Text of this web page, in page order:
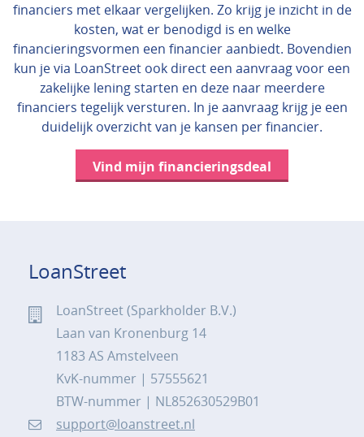
financiers met elkaar vergelijken. Zo krijg je inzicht in de
kosten, wat er benodigd is en welke
financieringsvormen een financier aanbiedt. Bovendien
kun je via LoanStreet ook direct een aanvraag voor een
zakelijke lening starten en deze naar meerdere
financiers tegelijk versturen. In je aanvraag krijg je een
duidelijk overzicht van je kansen per financier.
Vind mijn financieringsdeal
LoanStreet
LoanStreet (Sparkholder B.V.)
Laan van Kronenburg 14
1183 AS Amstelveen
KvK-nummer | 57555621
BTW-nummer | NL852630529B01
support@loanstreet.nl